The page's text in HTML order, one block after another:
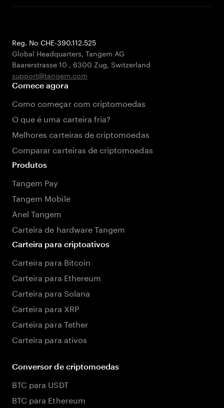
Reg. No CHE-390.112.525
Global Headquarters, Tangem AG
Baarerstrasse 10 , 6300 Zug, Switzerland
support@tangem.com
Comece agora
Como começar com criptomoedas
O que é uma carteira fria?
Melhores carteiras de criptomoedas
Comparar carteiras de criptomoedas
Produtos
Tangem Pay
Tangem Mobile
Anel Tangem
Carteira de hardware Tangem
Carteira para criptoativos
Carteira para Bitcoin
Carteira para Ethereum
Carteira para Solana
Carteira para XRP
Carteira para Tether
Carteira para ativos
Conversor de criptomoedas
BTC para USDT
BTC para Ethereum